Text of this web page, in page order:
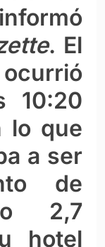
. El
10:20
lo que
a ser
de
2,7
hotel